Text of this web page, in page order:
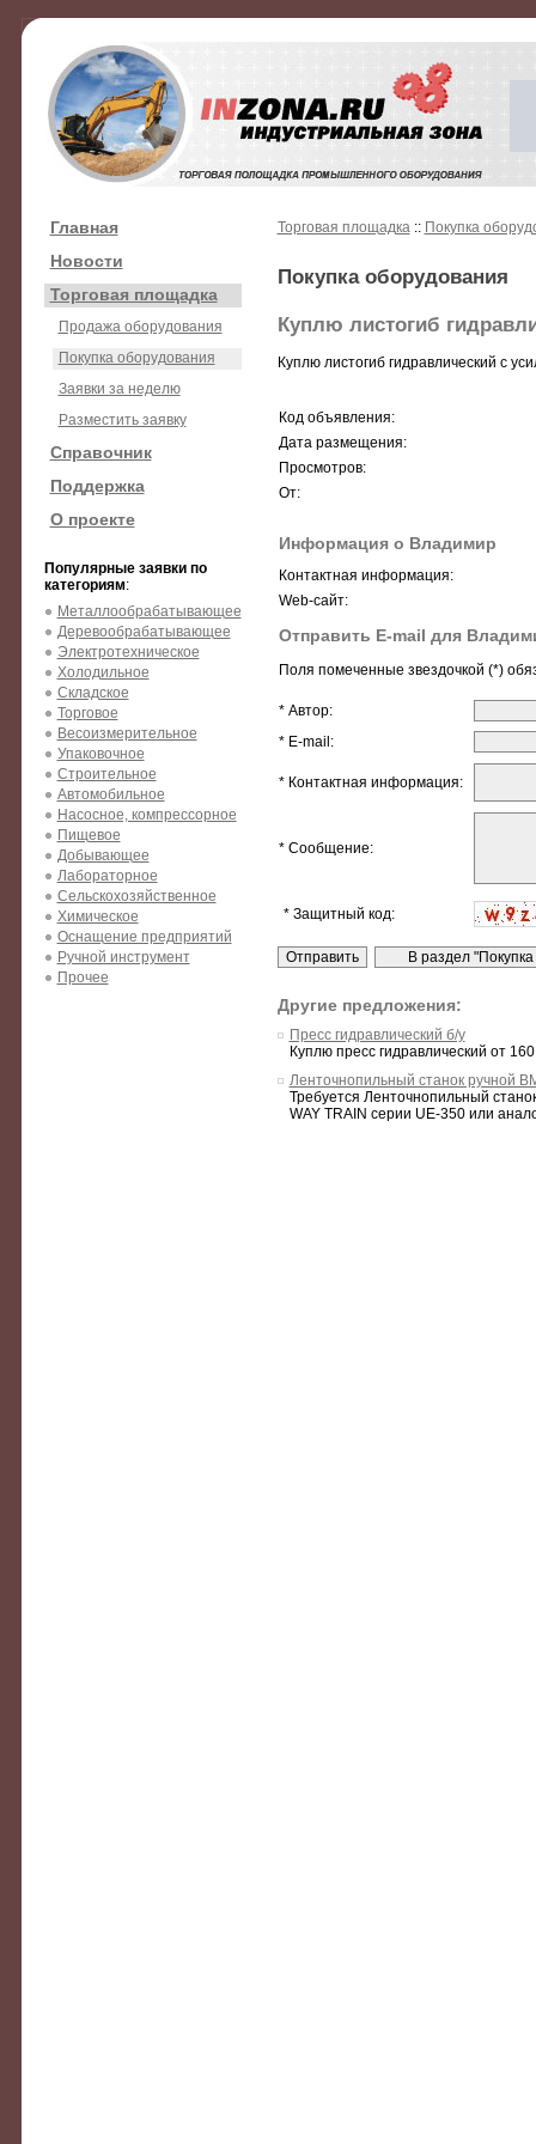
Главная
Новости
Торговая площадка
Продажа оборудования
Покупка оборудования
Заявки за неделю
Разместить заявку
Справочник
Поддержка
О проекте
Популярные заявки по
категориям:
Металлообрабатывающее
Деревообрабатывающее
Электротехническое
Холодильное
Складское
Торговое
Весоизмерительное
Упаковочное
Строительное
Автомобильное
Насосное, компрессорное
Пищевое
Добывающее
Лабораторное
Сельскохозяйственное
Химическое
Оснащение предприятий
Ручной инструмент
Прочее
Торговая площадка:: Покупка
Покупка оборудования
Куплю листогиб
Куплю листогиб гидравлический с
Код объявления:
Дата размещения:
Просмотров:
От:
Информация о Владимир
Контактная информация:
Web-сайт:
Отправить E-mail для
Поля помеченные звездочкой (*)
* Автор:
* E-mail:
* Контактная информация:
* Сообщение:
* Защитный код:
Другие предложения:
Пресс гидравлический б/у
Куплю пресс гидравлический от
Ленточнопильный станок ручной
Требуется Ленточнопильный
WAY TRAIN серии UE-350 или